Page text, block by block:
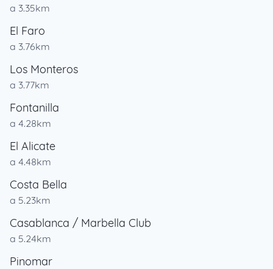
a 3.35km
El Faro
a 3.76km
Los Monteros
a 3.77km
Fontanilla
a 4.28km
El Alicate
a 4.48km
Costa Bella
a 5.23km
Casablanca / Marbella Club
a 5.24km
Pinomar